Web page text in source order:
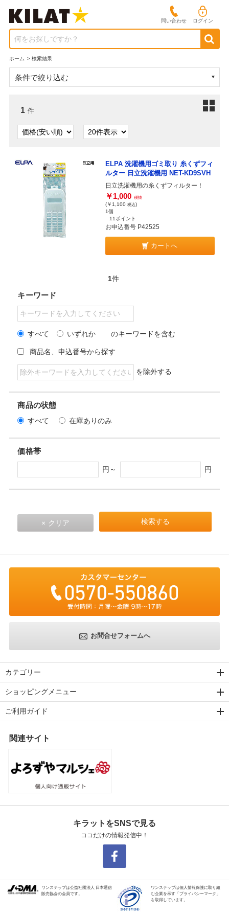
問い合わせ ログイン
何をお探しですか？
ホーム > 検索結果
条件で絞り込む
1 件
ELPA 洗濯機用ゴミ取り 糸くずフィ
ルター 日立洗濯機用 NET-KD9SVH
日立洗濯機用の糸くずフィルター！
￥1,000 税抜
(￥1,100 税込)
1個
11ポイント
お申込番号 P42525
カートへ
1件
キーワード
すべて いずれか のキーワードを含む
商品名、申込番号から探す
を除外する
商品の状態
すべて 在庫ありのみ
価格帯
円～ 円
お問合せフォームへ
カテゴリー
ショッピングメニュー
ご利用ガイド
関連サイト
キラットをSNSで見る
ココだけの情報発信中！
ワンステップは公益社団法人 日本通信
販売協会の会員です。
ワンステップは個人情報保護に取り組
む企業を示す「プライバシーマーク」
を取得しています。